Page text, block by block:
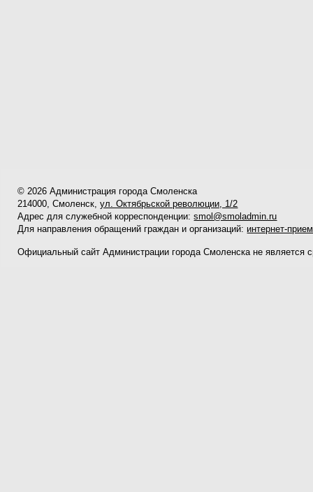
© 2026 Администрация города Смоленска
214000, Смоленск,ул. Октябрьской революции, 1/2
Адрес для служебной корреспонденции:smol@smoladmin.ru
Для направления обращений граждан и организаций: интернет-
Официальный сайт Администрации города Смоленска не является